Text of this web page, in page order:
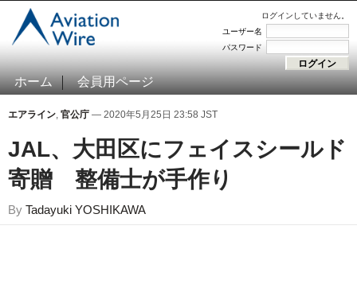
ログインしていません。
ユーザー名
パスワード
ホーム 会員用ページ
エアライン, 官公庁 — 2020年5月25日 23:58 JST
JAL、大田区にフェイスシールド
寄贈 整備士が手作り
By Tadayuki YOSHIKAWA